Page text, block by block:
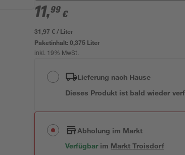
11,99 €
31,97 € / Liter
Paketinhalt:0,375 Liter
inkl. 19% MwSt.
Lieferung nach Hause
Dieses Produkt ist bald wieder
Abholung im Markt
Verfügbar im MarktTroisdorf